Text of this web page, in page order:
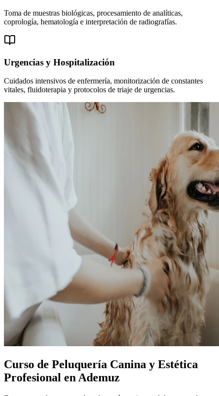
Toma de muestras biológicas, procesamiento de analíticas,
coprología, hematología e interpretación de radiografías.
Urgencias y Hospitalización
Cuidados intensivos de enfermería, monitorización de constantes
vitales, fluidoterapia y protocolos de triaje de urgencias.
Curso de Peluquería Canina y Estética
Profesional en Ademuz